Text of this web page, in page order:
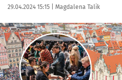
Data publikacji:
29.04.2024 15:15 | Autor:
Magdalena Talik
Kliknij, aby powiększyć